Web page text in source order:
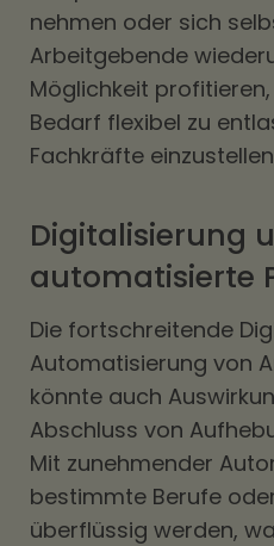
nehmen oder sich
Arbeitgebende
Möglichkeit
Bedarf flexibel zu
Fachkräfte
Digitalisierung
automatisierte
Die fortschreitende
Automatisierung von
könnte auch
Abschluss von
Mit zunehmender
bestimmte Berufe
überflüssig werden,